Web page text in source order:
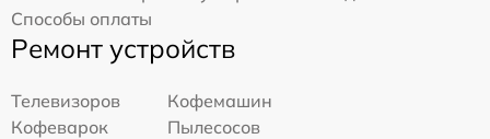
Способы оплаты
Ремонт устройств
Телевизоров
Кофемашин
Кофеварок
Пылесосов